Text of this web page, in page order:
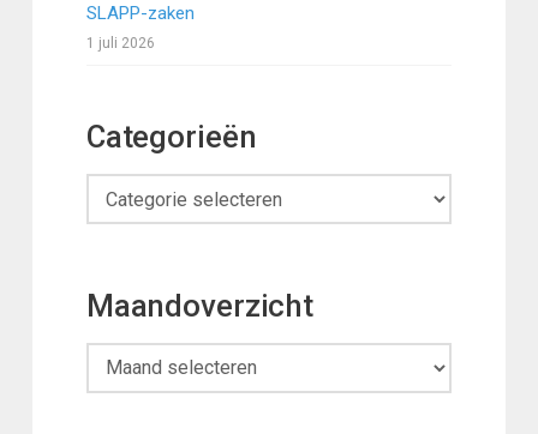
SLAPP-zaken
1 juli 2026
Categorieën
Categorieën
Maandoverzicht
Maandoverzicht